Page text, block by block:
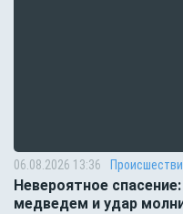
06.08.2026 13:36
Невероятное
медведем и удар